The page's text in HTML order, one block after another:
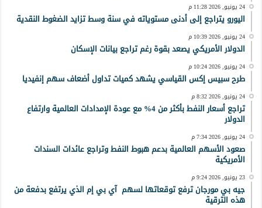
24 يونيو, 2026 11:28 م
اليورو يتراجع إلى أدنى مستوياته في سنة وسط تزايد الضغوط النقدية
24 يونيو, 2026 10:39 م
الدولار الأمريكي يصعد بقوة رغم تراجع بيانات الإسكان
24 يونيو, 2026 10:24 م
طرح سبيس إكس القياسي يشهد كميات تداول أضعاف سهم إنفيديا
24 يونيو, 2026 8:32 م
تراجع أسعار النفط بأكثر من 4% مع عودة الإمدادات العالمية وارتفاع
الدولار
24 يونيو, 2026 7:34 م
صعود الأسهم العالمية بدعم هبوط النفط وتراجع عائدات السندات
الأمريكية
23 يونيو, 2026 9:24 م
جيه بي مورجان ترفع توقعاتها لسهم آي بي إم الذي يرتفع بدفعة من
هذه الترقية